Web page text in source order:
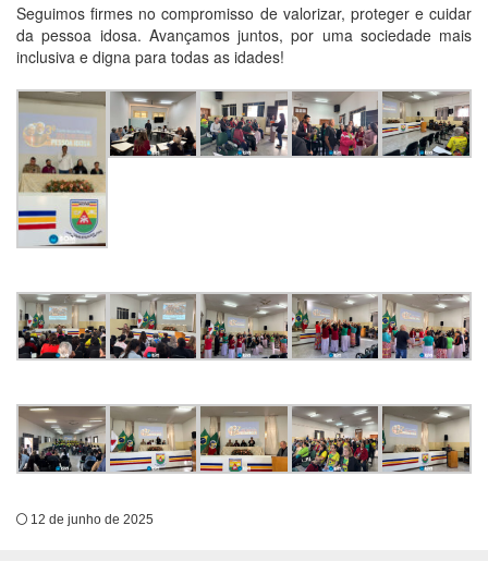
Seguimos firmes no compromisso de valorizar, proteger e cuidar
da pessoa idosa. Avançamos juntos, por uma sociedade mais
inclusiva e digna para todas as idades!
12 de junho de 2025